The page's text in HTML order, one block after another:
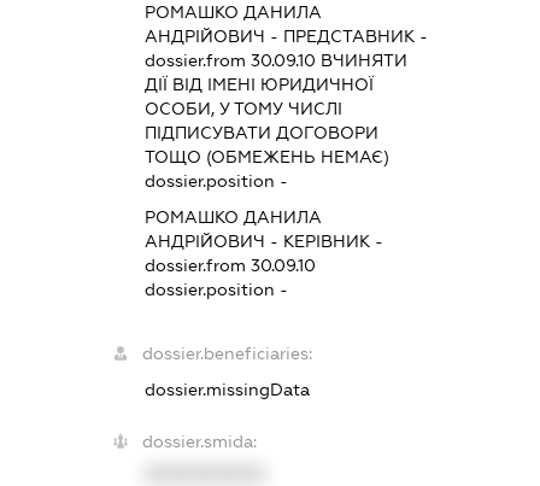
РОМАШКО ДАНИЛА
АНДРІЙОВИЧ - ПРЕДСТАВНИК -
dossier.from 30.09.10 ВЧИНЯТИ
ДІЇ ВІД ІМЕНІ ЮРИДИЧНОЇ
ОСОБИ, У ТОМУ ЧИСЛІ
ПІДПИСУВАТИ ДОГОВОРИ
ТОЩО (ОБМЕЖЕНЬ НЕМАЄ)
dossier.position -
РОМАШКО ДАНИЛА
АНДРІЙОВИЧ - КЕРІВНИК -
dossier.from 30.09.10
dossier.position -
dossier.beneficiaries:
dossier.missingData
dossier.smida: